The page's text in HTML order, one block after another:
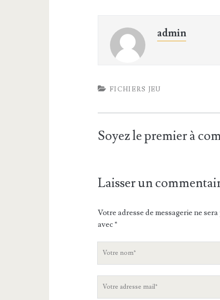
admin
FICHIERS JEU
Soyez le premier à
Laisser un
Votre adresse de messagerie ne
avec*
V
V